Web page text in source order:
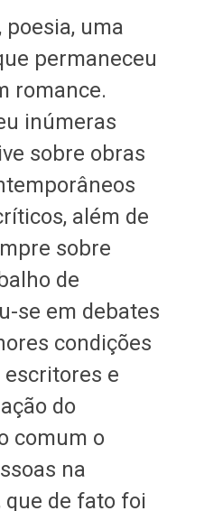
poesia, uma
permaneceu
romance.
inúmeras
sobre obras
além de
sobre
de
se em debates
condições
e
do
comum o
na
que de fato foi